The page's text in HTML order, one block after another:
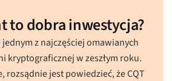
to dobra inwestycja?
jednym z najczęściej omawianych
kryptograficznej w zeszłym roku.
rozsądnie jest powiedzieć, że CQT